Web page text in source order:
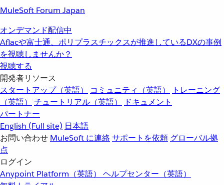
MuleSoft Forum Japan
オンデマンド配信中
Aflacや富士通、ポリプラスチックスが推進しているDXの事例
を視聴しませんか？
視聴する
開発者リソース
スタートアップ（英語）
コミュニティ（英語）
トレーニング
（英語）
チュートリアル（英語）
ドキュメント
パートナー
English (Full site) 日本語
お問い合わせ MuleSoft に連絡サポートを依頼 グローバル拠
点
ログイン
Anypoint Platform（英語） ヘルプセンター（英語）